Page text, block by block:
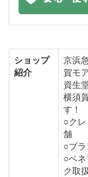
ショップ
紹介
京浜
賀モ
資生
横須
す！
○ク
舗
○ブ
○ベ
ク取